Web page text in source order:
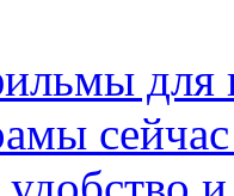
для